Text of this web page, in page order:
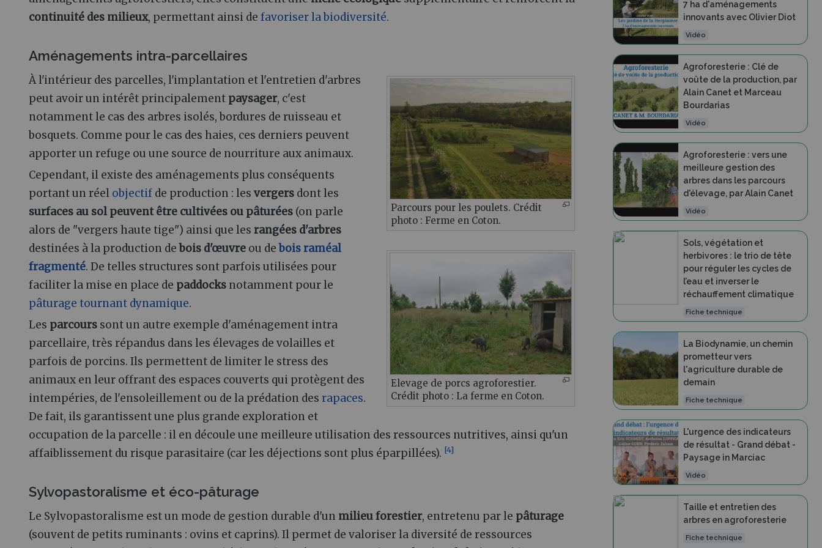
continuité des milieux, permettant ainsi de favoriser la biodiversité.
Aménagements intra-parcellaires
Parcours pour les poulets. Crédit
photo : Ferme en Coton.
Elevage de porcs agroforestier.
Crédit photo : La ferme en Coton.
À l'intérieur des parcelles, l'implantation et l'entretien d'arbres
peut avoir un intérêt principalement paysager, c'est
notamment le cas des arbres isolés, bordures de ruisseau et
bosquets. Comme pour le cas des haies, ces derniers peuvent
apporter un refuge ou une source de nourriture aux animaux.
Cependant, il existe des aménagements plus conséquents
portant un réel objectif de production : les vergers dont les
surfaces au sol peuvent être cultivées ou pâturées (on parle
alors de "vergers haute tige") ainsi que les rangées d'arbres
destinées à la production debois d'œuvre ou debois raméal
fragmenté. De telles structures sont parfois utilisées pour
faciliter la mise en place de paddocks notamment pour le
pâturage tournant dynamique.
Les parcours sont un autre exemple d'aménagement intra
parcellaire, très répandus dans les élevages de volailles et
parfois de porcins. Ils permettent de limiter le stress des
animaux en leur offrant des espaces couverts qui protègent des
intempéries, de l'ensoleillement ou de la prédation des rapaces.
De fait, ils garantissent une plus grande exploration et
occupation de la parcelle : il en découle une meilleure utilisation des ressources nutritives, ainsi qu'un
affaiblissement du risque parasitaire (car les déjections sont plus éparpillées). [4]
Sylvopastoralisme et éco-pâturage
Le Sylvopastoralisme est un mode de gestion durable d'un milieu forestier, entretenu par le pâturage
(souvent de petits ruminants : ovins et caprins). Il permet de valoriser la diversité de ressources
7 ha d'aménagements
innovants avec Olivier Diot
Vidéo
Agroforesterie : Clé de
voûte de la production, par
Alain Canet et Marceau
Bourdarias
Vidéo
Agroforesterie : vers une
meilleure gestion des
arbres dans les parcours
d'élevage, par Alain Canet
Vidéo
Sols, végétation et
herbivores : le trio de tête
pour réguler les cycles de
l’eau et inverser le
réchauffement climatique
Fiche technique
La Biodynamie, un chemin
prometteur vers
l'agriculture durable de
demain
Fiche technique
L'urgence des indicateurs
de résultat - Grand débat -
Paysage in Marciac
Vidéo
Taille et entretien des
arbres en agroforesterie
Fiche technique